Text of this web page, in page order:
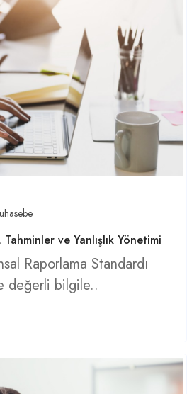
ve Yanlışlık Yönetimi
Raporlama Standardı
değerli bilgile..